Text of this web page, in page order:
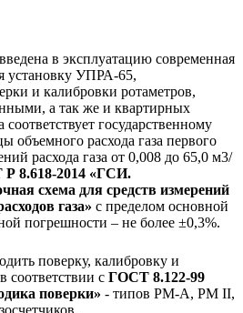
в эксплуатацию современная
установку УПРА-65,
и калибровки ротаметров,
а так же и квартирных
соответствует государственному
объемного расхода газа первого
расхода газа от 0,008 до 65,0 м3/
8.618-2014 «ГСИ.
схема для средств измерений
газа» с пределом основной
погрешности – не более ±0,3%.
поверку, калибровку и
соответствии с ГОСТ 8.122-99
поверки» - типов РМ-А, РМ II,